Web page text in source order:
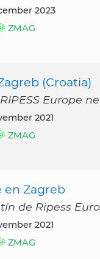
2023
ZMAG
(Croatia)
Europe
2021
ZMAG
en Zagreb
de Ripess
2021
ZMAG